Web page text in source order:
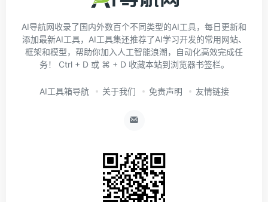
AI导航网收录了国内外数百个不同类型的AI工具，每日更新和
添加最新AI工具，AI工具集还推荐了AI学习开发的常用网站、
框架和模型，帮助你加入人工智能浪潮，自动化高效完成任
务！ Ctrl + D 或 ⌘ + D 收藏本站到浏览器书签栏。
AI工具箱导航 关于我们 免责声明 友情链接